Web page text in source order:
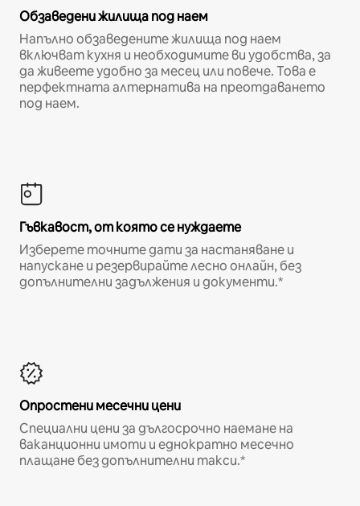
Обзаведени жилища под наем
Напълно обзаведените жилища под наем
включват кухня и необходимите ви удобства, за
да живеете удобно за месец или повече. Това е
перфектната алтернатива на преотдаването
под наем.
Гъвкавост, от която се нуждаете
Изберете точните дати за настаняване и
напускане и резервирайте лесно онлайн, без
допълнителни задължения и документи.*
Опростени месечни цени
Специални цени за дългосрочно наемане на
ваканционни имоти и еднократно месечно
плащане без допълнителни такси.*